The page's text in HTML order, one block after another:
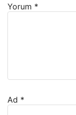
Yorum *
Ad *